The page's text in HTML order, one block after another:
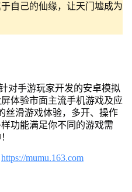
自己的仙缘，让天门墟成为
对手游玩家开发的安卓模拟
体验市面主流手机游戏及应
丝滑游戏体验，多开、操作
功能满足你不同的游戏需
https://mumu.163.com